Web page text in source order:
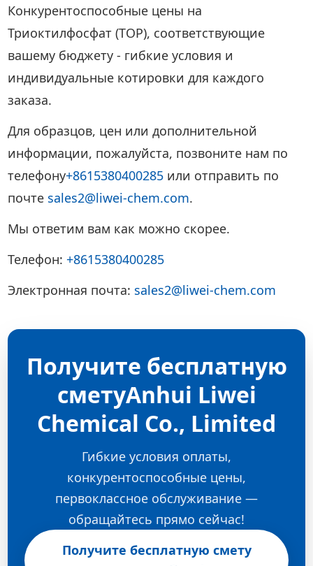
Конкурентоспособные цены на
Триоктилфосфат (TOP), соответствующие
вашему бюджету - гибкие условия и
индивидуальные котировки для каждого
заказа.
Для образцов, цен или дополнительной
информации, пожалуйста, позвоните нам по
телефону+8615380400285 или отправить по
почте sales2@liwei-chem.com.
Мы ответим вам как можно скорее.
Телефон:+8615380400285
Электронная почта: sales2@liwei-chem.com
Получите бесплатную
сметуAnhui Liwei
Chemical Co., Limited
Гибкие условия оплаты,
конкурентоспособные цены,
первоклассное обслуживание —
обращайтесь прямо сейчас!
Получите бесплатную смету